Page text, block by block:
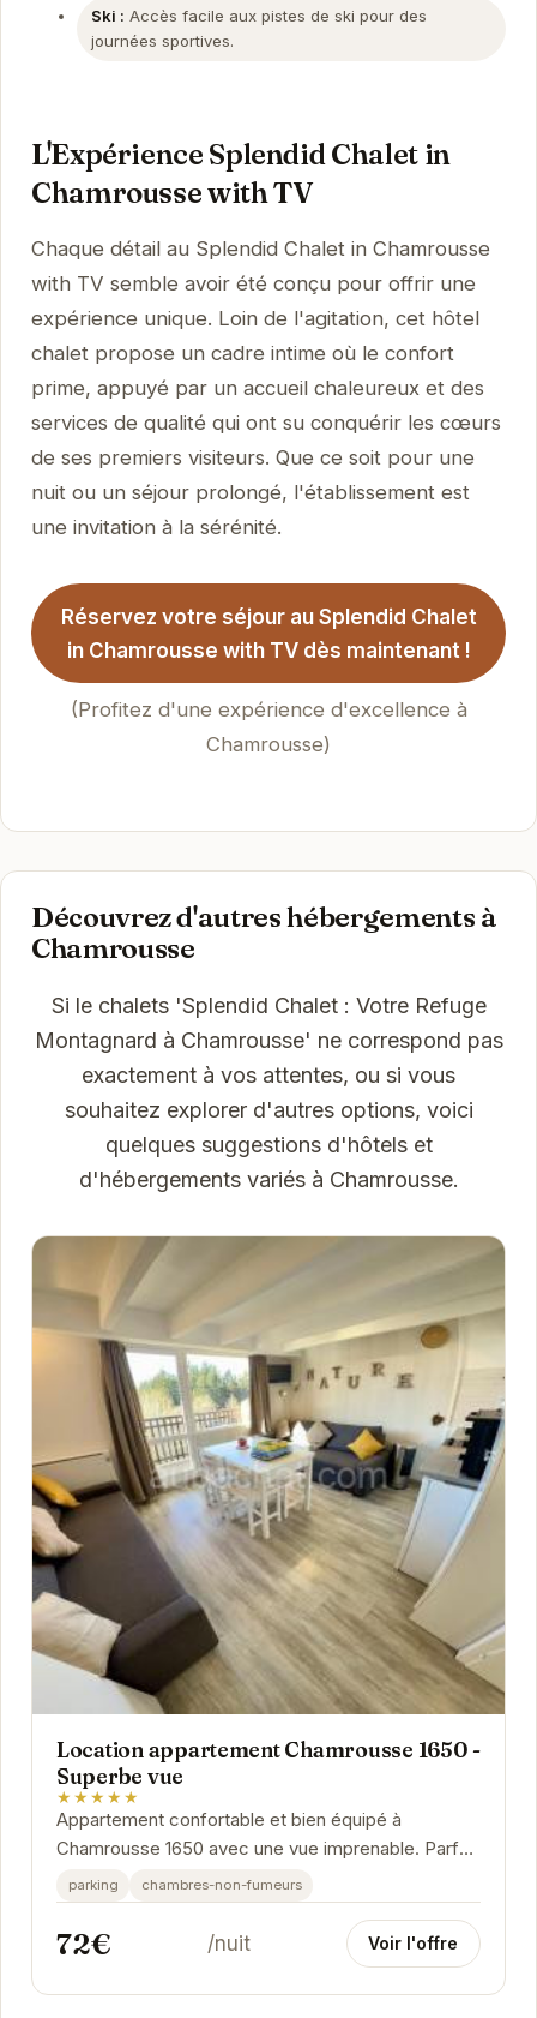
Ski : Accès facile aux pistes de ski pour des
journées sportives.
L'Expérience Splendid Chalet in
Chamrousse with TV
Chaque détail au Splendid Chalet in Chamrousse
with TV semble avoir été conçu pour offrir une
expérience unique. Loin de l'agitation, cet hôtel
chalet propose un cadre intime où le confort
prime, appuyé par un accueil chaleureux et des
services de qualité qui ont su conquérir les cœurs
de ses premiers visiteurs. Que ce soit pour une
nuit ou un séjour prolongé, l'établissement est
une invitation à la sérénité.
Réservez votre séjour au Splendid Chalet
in Chamrousse with TV dès maintenant !
(Profitez d'une expérience d'excellence à
Chamrousse)
Découvrez d'autres hébergements à
Chamrousse
Si le chalets 'Splendid Chalet : Votre Refuge
Montagnard à Chamrousse' ne correspond pas
exactement à vos attentes, ou si vous
souhaitez explorer d'autres options, voici
quelques suggestions d'hôtels et
d'hébergements variés à Chamrousse.
Location appartement Chamrousse 1650 -
Superbe vue
★★★★★
Appartement confortable et bien équipé à
Chamrousse 1650 avec une vue imprenable. Parfait
pour un séjour au ski en famille ou entre amis.
parking chambres-non-fumeurs
72€ /nuit Voir l'offre